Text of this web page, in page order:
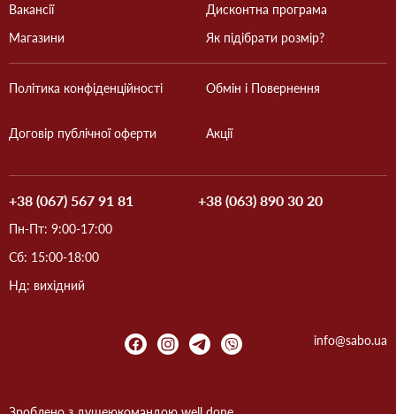
Вакансії
Магазини
Дисконтна програма
Як підібрати розмір?
Політика конфіденційності
Договір публічної оферти
Обмін і Повернення
Акції
+38 (067) 567 91 81 +38 (063) 890 30 20
Пн-Пт: 9:00-17:00
Сб: 15:00-18:00
Нд: вихідний
info@sabo.ua